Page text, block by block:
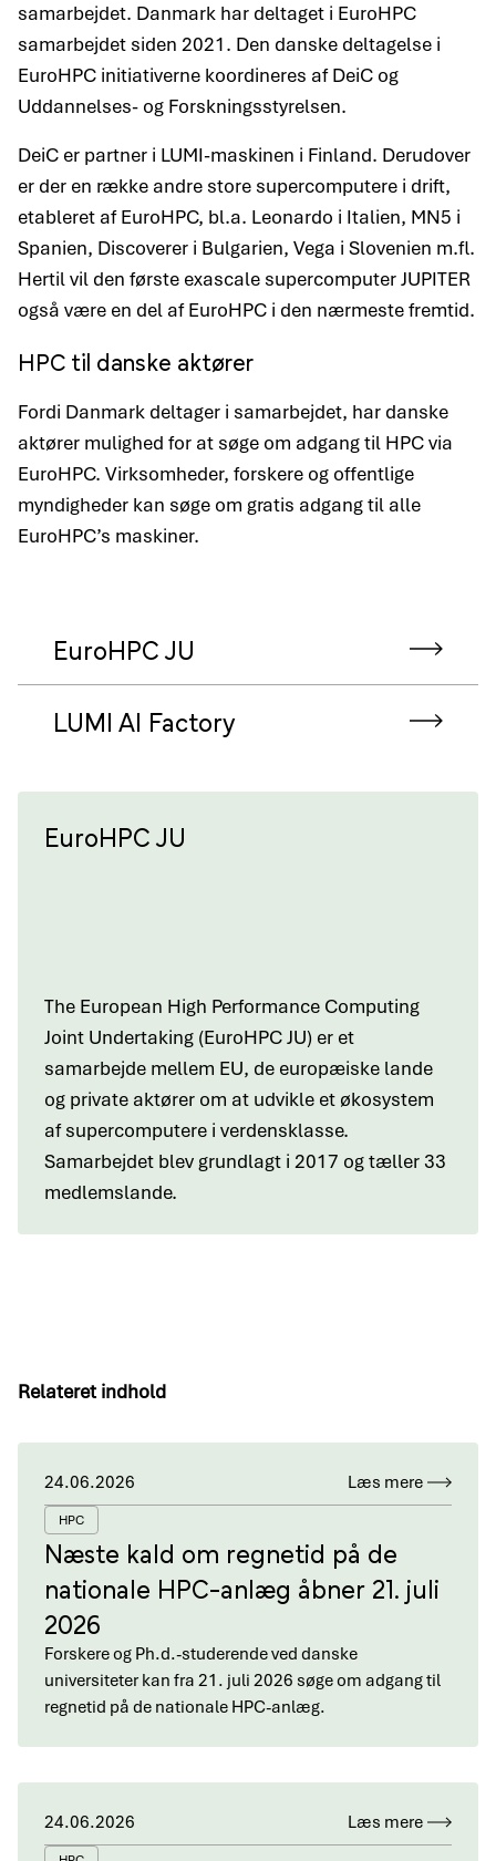
samarbejdet. Danmark har deltaget i EuroHPC
samarbejdet siden 2021. Den danske deltagelse i
EuroHPC initiativerne koordineres af DeiC og
Uddannelses- og Forskningsstyrelsen.
DeiC er partner i LUMI-maskinen i Finland. Derudover
er der en række andre store supercomputere i drift,
etableret af EuroHPC, bl.a. Leonardo i Italien, MN5 i
Spanien, Discoverer i Bulgarien, Vega i Slovenien m.fl.
Hertil vil den første exascale supercomputer JUPITER
også være en del af EuroHPC i den nærmeste fremtid.
HPC til danske aktører
Fordi Danmark deltager i samarbejdet, har danske
aktører mulighed for at søge om adgang til HPC via
EuroHPC. Virksomheder, forskere og offentlige
myndigheder kan søge om gratis adgang til alle
EuroHPC’s maskiner.
EuroHPC JU
LUMI AI Factory
EuroHPC JU
The European High Performance Computing
Joint Undertaking (EuroHPC JU) er et
samarbejde mellem EU, de europæiske lande
og private aktører om at udvikle et økosystem
af supercomputere i verdensklasse.
Samarbejdet blev grundlagt i 2017 og tæller 33
medlemslande.
Relateret indhold
24.06.2026 Læs mere
HPC
Næste kald om regnetid på de
nationale HPC-anlæg åbner 21. juli
2026
Forskere og Ph.d.-studerende ved danske
universiteter kan fra 21. juli 2026 søge om adgang til
regnetid på de nationale HPC-anlæg.
24.06.2026 Læs mere